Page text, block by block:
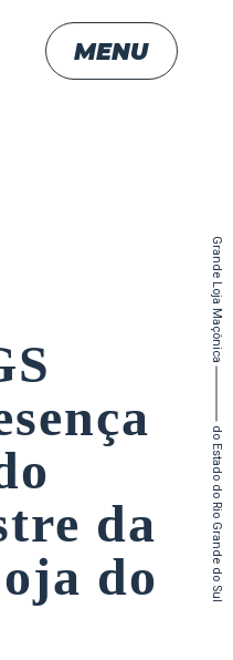
Grande Loja Maçônica
do Estado do Rio Grande do Sul
MENU
da
do